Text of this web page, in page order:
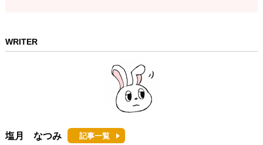
WRITER
塩月 なつみ 記事一覧